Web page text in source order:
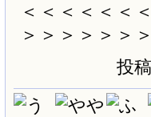
＜＜＜＜＜＜
＞＞＞＞＞＞
投